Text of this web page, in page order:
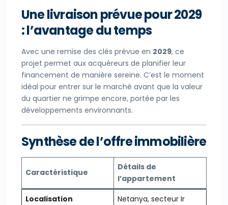
Une livraison prévue pour 2029
: l’avantage du temps
Avec une remise des clés prévue en 2029, ce
projet permet aux acquéreurs de planifier leur
financement de manière sereine. C’est le moment
idéal pour entrer sur le marché avant que la valeur
du quartier ne grimpe encore, portée par les
développements environnants.
Synthèse de l’offre immobilière
Caractéristique
Détails de
l’appartement
Localisation
Netanya, secteur Ir